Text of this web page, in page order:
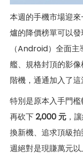
本週的手機市場迎
爐的降價榜單可以
（Android）全面
艦、規格封頂的影
階機，通通加入了這
特別是原本入手門
再砍下2,000 元 ，
換新機、追求頂級
週絕對是現賺萬元以